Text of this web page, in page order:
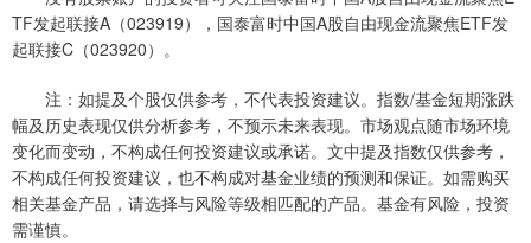
TF发起联接A（023919），国泰富时中国A股自由现金流聚焦ETF发
起联接C（023920）。
注：如提及个股仅供参考，不代表投资建议。指数/基金短期涨跌
幅及历史表现仅供分析参考，不预示未来表现。市场观点随市场环境
变化而变动，不构成任何投资建议或承诺。文中提及指数仅供参考，
不构成任何投资建议，也不构成对基金业绩的预测和保证。如需购买
相关基金产品，请选择与风险等级相匹配的产品。基金有风险，投资
需谨慎。